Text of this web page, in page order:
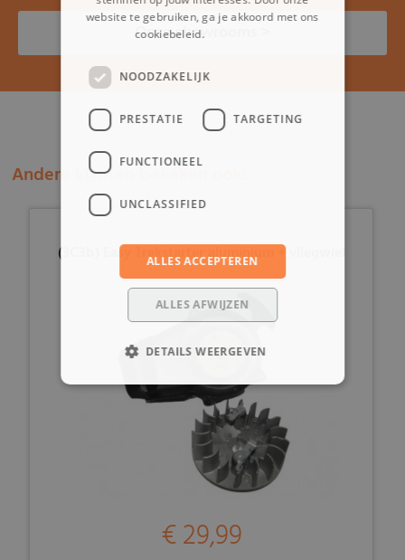
Onze showrooms >
Andere klanten bekeken ook:
(3C3b) Easy Trekstarter aluminium + vliegwiel
€ 29,99
website te gebruiken, ga je akkoord met ons
cookiebeleid.
NOODZAKELIJK
PRESTATIE TARGETING
FUNCTIONEEL
UNCLASSIFIED
ALLES ACCEPTEREN
ALLES AFWIJZEN
DETAILS WEERGEVEN